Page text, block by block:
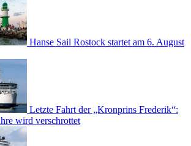
Hanse Sail Rostock startet am 6. August
Letzte Fahrt der „Kronprins Frederik“:
wird verschrottet